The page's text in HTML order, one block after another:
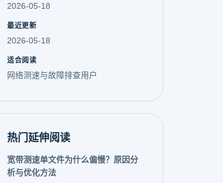
2026-05-18
最近更新
2026-05-18
适合阅读
网络测速与故障排查用户
热门延伸阅读
宽带测速单文件为什么偏慢？原因分
析与优化方法